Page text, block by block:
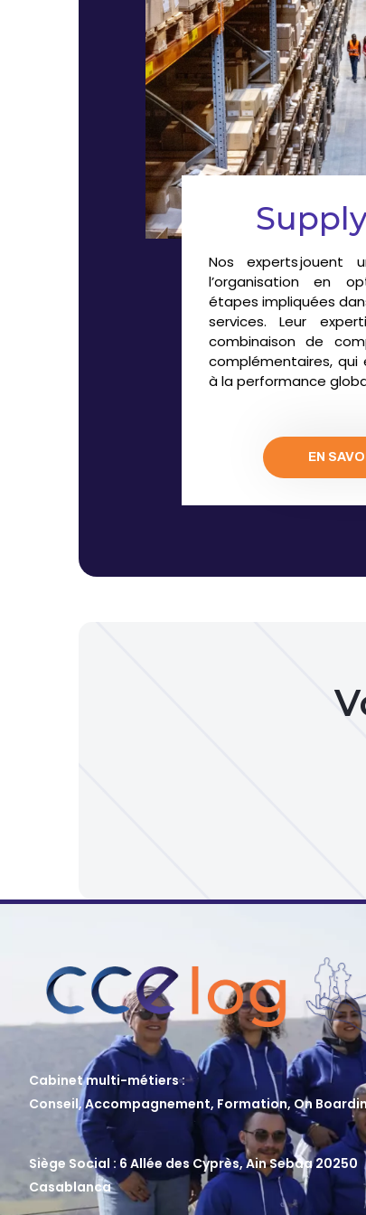
Nos experts jouent
l’organisation en
étapes impliquées
services. Leur
combinaison de
complémentaires, qui
à la performance
EN
Cabinet multi-métiers :
Conseil, Accompagnement, Formation, On
Siège Social : 6 Allée des Cyprès, Ain Sebâa 20250
Casablanca